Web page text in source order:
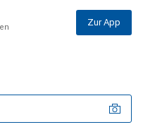
Zur App